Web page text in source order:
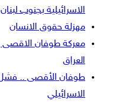
الاسرائيلية بجنوب لبنان
مهزلة حقوق الانسان
معركة طوفان الاقصى
العراق
طوفان الأقصى .. فشل
الاسرائيلي